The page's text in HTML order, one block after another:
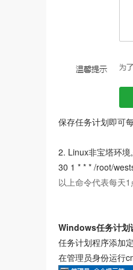
保存任务计划即可
2. Linux非宝塔环境,
30 1 * * * /root/
以上命令代表每天
Windows任务计划
任务计划程序添加
在管理员身份运行